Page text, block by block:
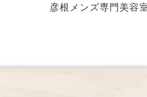
彦根メンズ専門美容